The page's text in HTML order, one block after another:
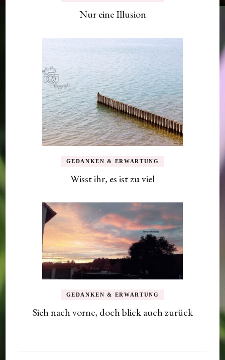
Nur eine Illusion
GEDANKEN & ERWARTUNG
Wisst ihr, es ist zu viel
GEDANKEN & ERWARTUNG
Sieh nach vorne, doch blick auch zurück